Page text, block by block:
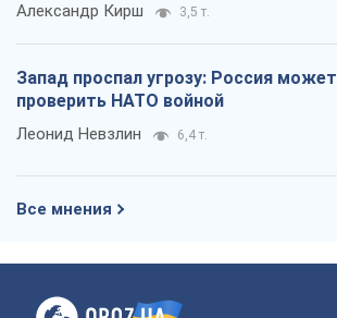
Александр Кирш 3,5 т.
Запад проспал угрозу: Россия может
проверить НАТО войной
Леонид Невзлин 6,4 т.
Все мнения